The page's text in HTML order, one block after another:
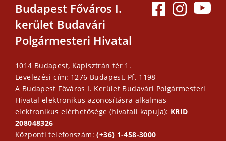
Budapest Főváros I.
kerület Budavári
Polgármesteri Hivatal
1014 Budapest, Kapisztrán tér 1.
Levelezési cím: 1276 Budapest, Pf. 1198
A Budapest Főváros I. Kerület Budavári Polgármesteri
Hivatal elektronikus azonosításra alkalmas
elektronikus elérhetősége (hivatali kapuja): KRID
208048326
Központi telefonszám:(+36) 1-458-3000